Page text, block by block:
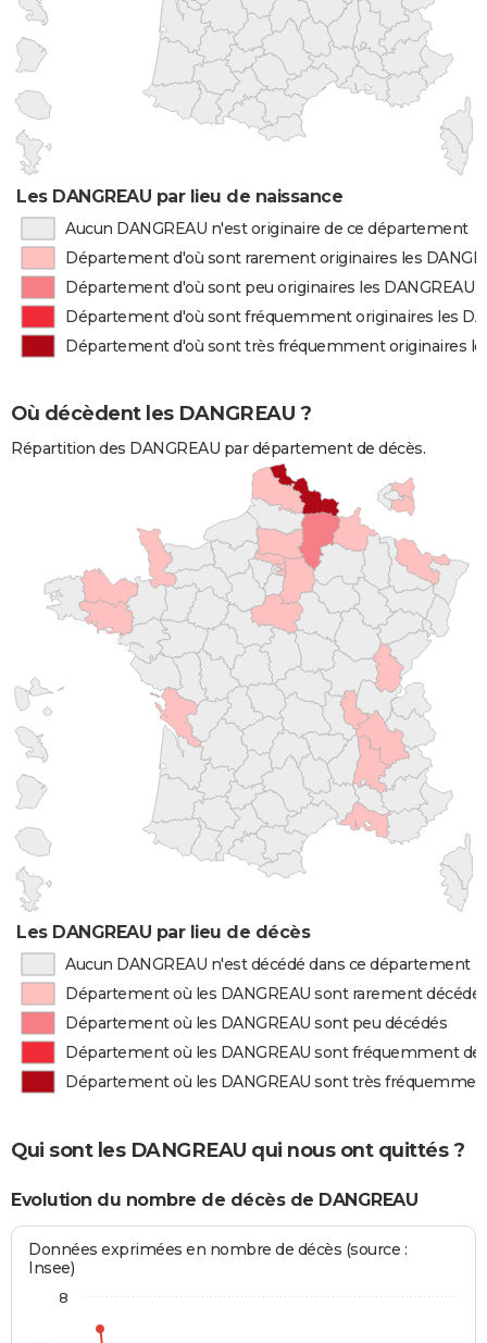
Les DANGREAU par lieu de naissance
Aucun DANGREAU n'est originaire de ce département
Département d'où sont rarement originaires les
Département d'où sont peu originaires les DANGREAU
Département d'où sont fréquemment originaires les
Département d'où sont très fréquemment originaires
Où décèdent les DANGREAU ?
Répartition des DANGREAU par département de décès.
Les DANGREAU par lieu de décès
Aucun DANGREAU n'est décédé dans ce département
Département où les DANGREAU sont rarement
Département où les DANGREAU sont peu décédés
Département où les DANGREAU sont fréquemment
Département où les DANGREAU sont très
Qui sont les DANGREAU qui nous ont quittés ?
Evolution du nombre de décès de DANGREAU
Données exprimées en nombre de décès (source :
Insee)
8